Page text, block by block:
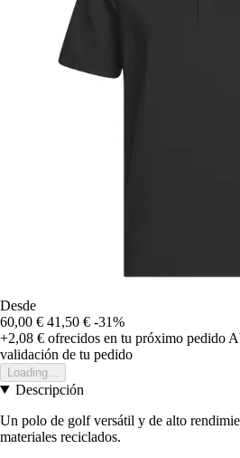
Desde
60,00 € 41,50 € -31%
+2,08 € ofrecidos en tu próximo pedido
validación de tu pedido
Loading...
Descripción
Un polo de golf versátil y de alto
materiales reciclados.